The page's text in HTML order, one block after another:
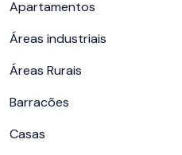
Apartamentos
Áreas industriais
Áreas Rurais
Barracões
Casas